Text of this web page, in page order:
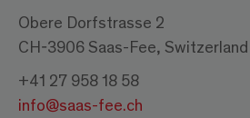
Obere Dorfstrasse 2
CH-3906 Saas-Fee, Switzerland
+41 27 958 18 58
info@saas-fee.ch